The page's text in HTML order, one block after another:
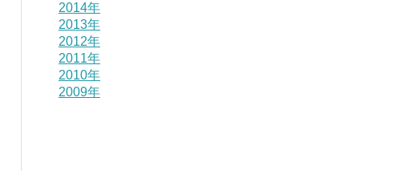
2014年
2013年
2012年
2011年
2010年
2009年